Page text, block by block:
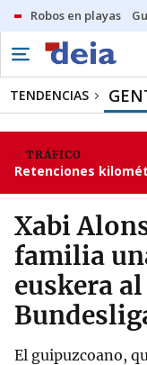
Robos en playas
TENDENCIAS
TRÁFICO
Retenciones
Xabi
familia
euskera
El guipuzcoano,